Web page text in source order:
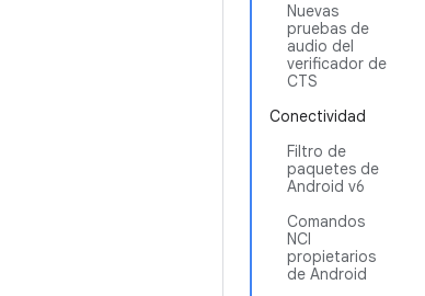
Nuevas
pruebas de
audio del
verificador de
CTS
Conectividad
Filtro de
paquetes de
Android v6
Comandos
NCI
propietarios
de Android